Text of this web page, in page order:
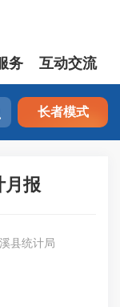
务 互动交流
长者模式
月报
县统计局